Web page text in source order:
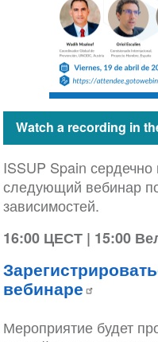
Watch a recording in
ISSUP Spain
следующий вебинар
зависимостей.
16:00 ЦЕСТ | 15:00
вебинаре
Мероприятие будет